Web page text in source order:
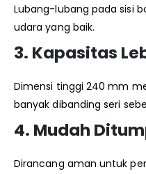
Lubang-lubang pada sisi
udara yang baik.
3. Kapasitas
Dimensi tinggi 240 mm
banyak dibanding seri
4. Mudah
Dirancang aman untuk